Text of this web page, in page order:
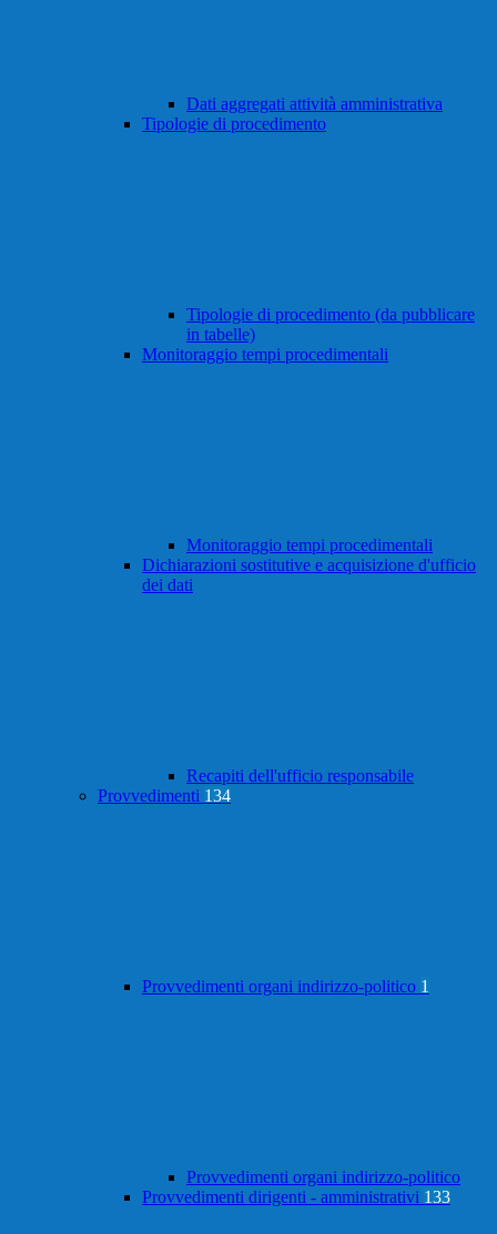
Dati aggregati attività amministrativa
Tipologie di procedimento
Tipologie di procedimento (da pubblicare
in tabelle)
Monitoraggio tempi procedimentali
Monitoraggio tempi procedimentali
Dichiarazioni sostitutive e acquisizione d'ufficio
dei dati
Recapiti dell'ufficio responsabile
Provvedimenti 134
Provvedimenti organi indirizzo-politico 1
Provvedimenti organi indirizzo-politico
Provvedimenti dirigenti - amministrativi 133